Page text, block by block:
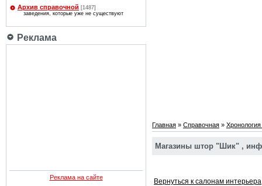
Архив справочной [1487]
заведения, которые уже не существуют
Реклама
Реклама на сайте
Главная » Справочная »
Магазины штор "Шик" ,
Вернуться к салонам интерьера